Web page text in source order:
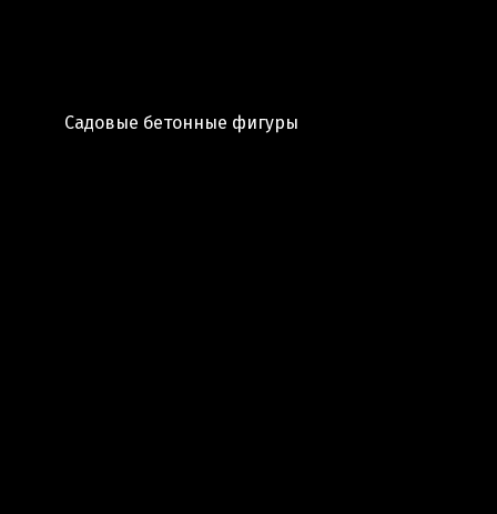
Садовые бетонные фигуры